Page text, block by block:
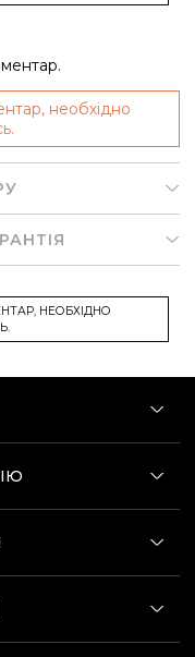
необхідно
НЕОБХІДНО